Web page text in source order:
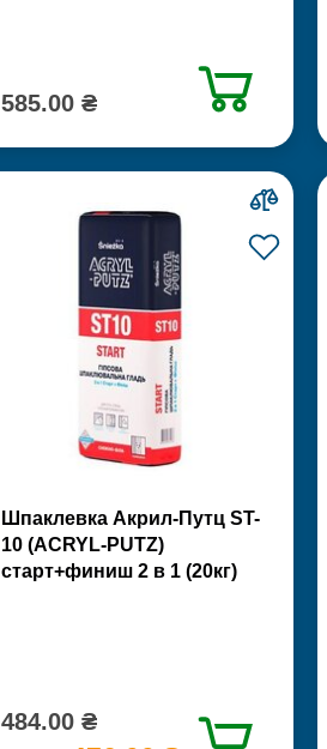
585.00 ₴
Шпаклевка Акрил-Путц ST-
10 (ACRYL-PUTZ)
старт+финиш 2 в 1 (20кг)
484.00 ₴